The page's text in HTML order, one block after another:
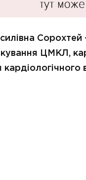
Сорохтей
ЦМКЛ,